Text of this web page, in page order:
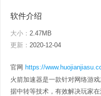
软件介绍
大小： 2.47MB
更新： 2020-12-04
官网 https://
火箭加速器是一款针对网络游
据中转等技术，有效解决玩家